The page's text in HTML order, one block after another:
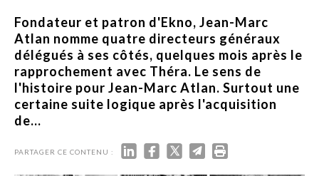
Fondateur et patron d'Ekno, Jean-Marc
Atlan nomme quatre directeurs généraux
délégués à ses côtés, quelques mois après le
rapprochement avec Théra. Le sens de
l'histoire pour Jean-Marc Atlan. Surtout une
certaine suite logique après l'acquisition
de...
PARTAGER CE CONTENU :